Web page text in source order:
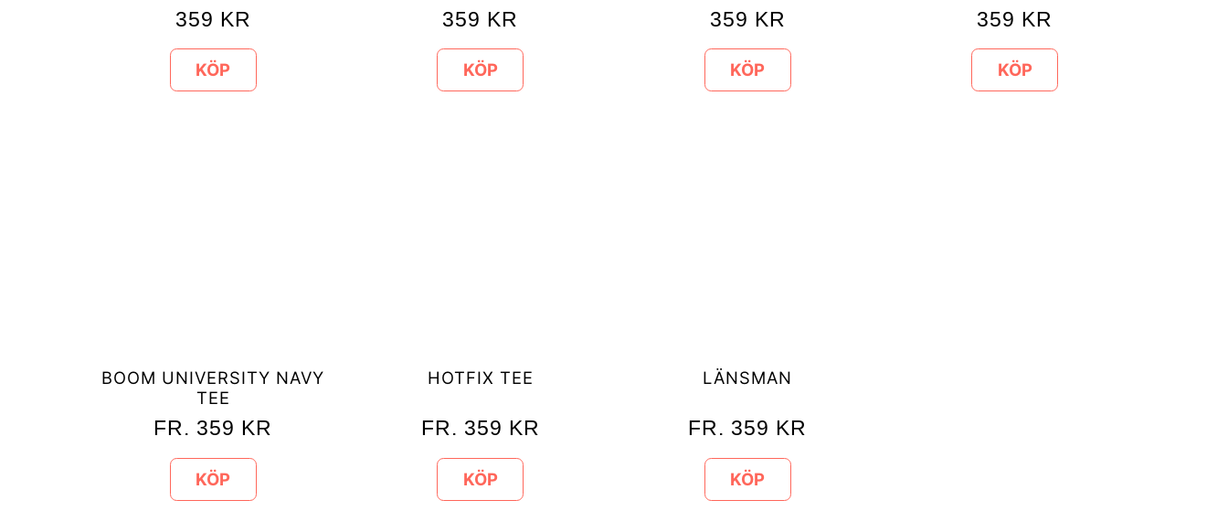
359 KR
KÖP
359 KR
KÖP
359 KR
KÖP
359 KR
KÖP
BOOM UNIVERSITY NAVY
TEE
FR. 359 KR
KÖP
HOTFIX TEE
FR. 359 KR
KÖP
LÄNSMAN
FR. 359 KR
KÖP